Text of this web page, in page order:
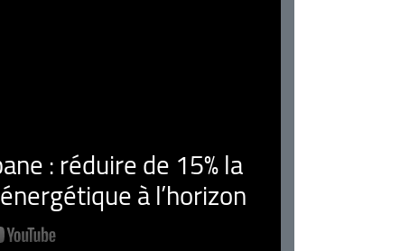
: réduire de 15% la
à l’horizon